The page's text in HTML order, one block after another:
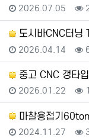
등록일
2026.07.05
도시바CNC터
등록일
2026.04.14
중고 CNC 갱타
등록일
2026.01.22
마찰용접기
등록일
2024.11.27